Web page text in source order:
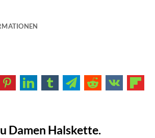
Damen Halskette.